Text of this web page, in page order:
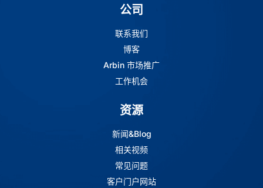
公司
联系我们
博客
Arbin 市场推广
工作机会
资源
新闻&Blog
相关视频
常见问题
客户门户网站